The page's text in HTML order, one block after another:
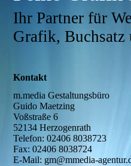
Ihr Partner für
Grafik, Buchsatz
Kontakt
m.media Gestaltungsbüro
Guido Maetzing
Voßstraße 6
52134 Herzogenrath
Telefon: 02406 8038723
Fax: 02406 8038724
E-Mail: gm@mmedia-